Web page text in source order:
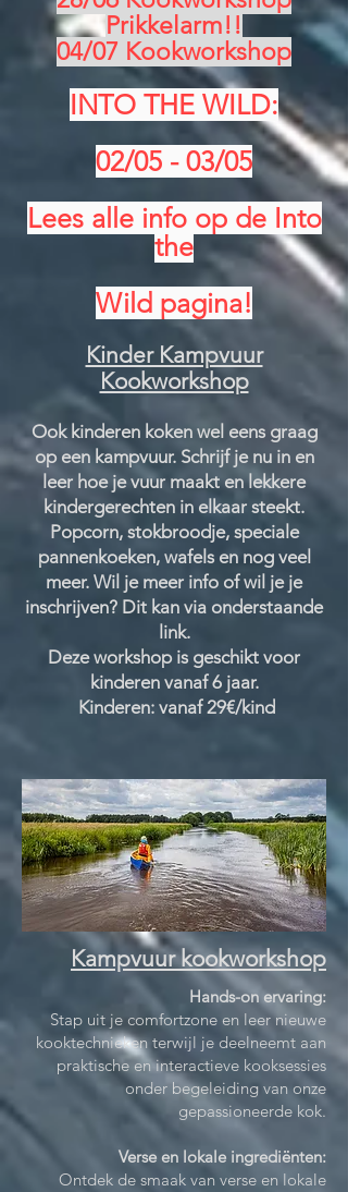
Prikkelarm!!
04/07 Kookworkshop
INTO THE WILD:
02/05 - 03/05
Lees alle info op de Into
the
Wild pagina!
Kinder Kampvuur
Kookworkshop
Ook kinderen koken wel eens graag
op een kampvuur. Schrijf je nu in en
leer hoe je vuur maakt en lekkere
kindergerechten in elkaar steekt.
Popcorn, stokbroodje, speciale
pannenkoeken, wafels en nog veel
meer. Wil je meer info of wil je je
inschrijven? Dit kan via onderstaande
link.
Deze workshop is geschikt voor
kinderen vanaf 6 jaar.
Kinderen: vanaf 29€/kind
Kampvuur kookworkshop
Hands-on ervaring:
Stap uit je comfortzone en leer nieuwe
kooktechnieken terwijl je deelneemt aan
praktische en interactieve kooksessies
onder begeleiding van onze
gepassioneerde kok.
Verse en lokale ingrediënten:
Ontdek de smaak van verse en lokale